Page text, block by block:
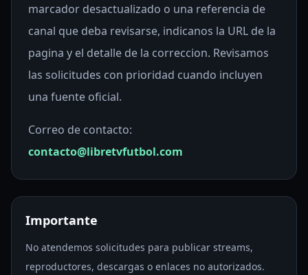
marcador desactualizado o una referencia de
canal que deba revisarse, indicanos la URL de la
pagina y el detalle de la correccion. Revisamos
las solicitudes con prioridad cuando incluyen
una fuente oficial.
Correo de contacto:
contacto@libretvfutbol.com
Importante
No atendemos solicitudes para publicar streams,
reproductores, descargas o enlaces no autorizados.